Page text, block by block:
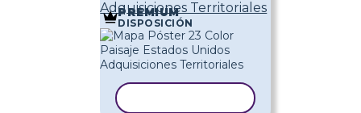
Adquisiciones Territoriales
PREMIUM
DISPOSICIÓN